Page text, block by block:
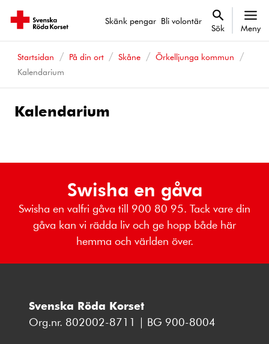
Skänk pengar Bli volontär
Sök Meny
Startsidan På din ort Skåne
Örkelljunga kommun
Kalendarium
Kalendarium
Swisha en gåva
Swisha en valfri gåva till 900 80 95. Tack vare din
gåva kan vi rädda liv och ge hopp både här
hemma och världen över.
Svenska Röda Korset
Org.nr. 802002-8711 | BG 900-8004